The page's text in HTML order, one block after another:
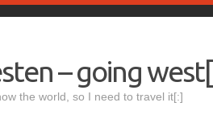
– going
the world, so I need to travel it[:]